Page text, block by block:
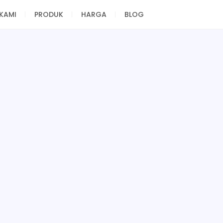
PRODUK HARGA BLOG